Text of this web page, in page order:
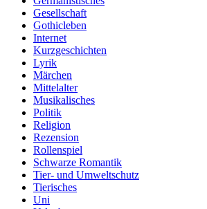
Gesellschaft
Gothicleben
Internet
Kurzgeschichten
Lyrik
Märchen
Mittelalter
Musikalisches
Politik
Religion
Rezension
Rollenspiel
Schwarze Romantik
Tier- und Umweltschutz
Tierisches
Uni